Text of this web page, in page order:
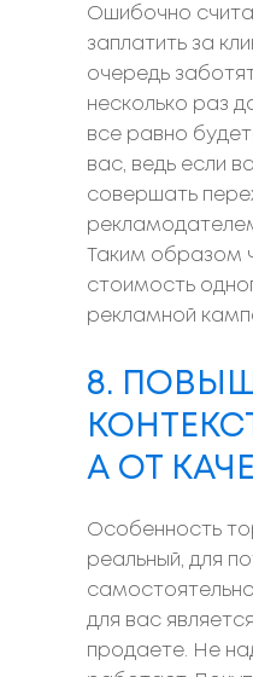
Ошибочно
заплатить за
очередь
несколько раз
все равно
вас, ведь если
совершать
Таким образом
стоимость
рекламной
8.
А ОТ
Особенность
реальный, для
для вас
продаете. Не